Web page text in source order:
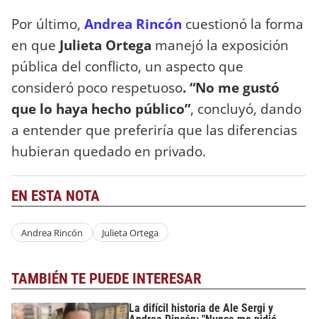
Por último, Andrea Rincón cuestionó la forma
en que Julieta Ortega manejó la exposición
pública del conflicto, un aspecto que
consideró poco respetuoso. “No me gustó
que lo haya hecho público”, concluyó, dando
a entender que preferiría que las diferencias
hubieran quedado en privado.
EN ESTA NOTA
Andrea Rincón Julieta Ortega
TAMBIÉN TE PUEDE INTERESAR
La difícil historia de Ale Sergi y